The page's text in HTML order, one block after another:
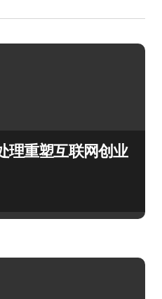
理重塑互联网创业